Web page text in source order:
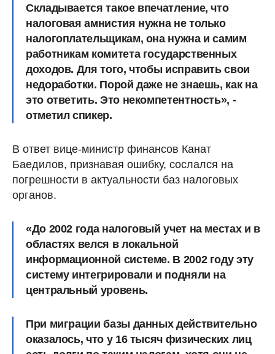
Складывается такое впечатление, что
налоговая амнистия нужна не только
налогоплательщикам, она нужна и самим
работникам комитета государственных
доходов. Для того, чтобы исправить свои
недоработки. Порой даже не знаешь, как на
это ответить. Это некомпетентность», -
отметил спикер.
В ответ вице-министр финансов Канат
Баедилов, признавая ошибку, сослался на
погрешности в актуальности баз налоговых
органов.
«До 2002 года налоговый учет на местах и в
областях велся в локальной
информационной системе. В 2002 году эту
систему интегрировали и подняли на
центральный уровень.
При миграции базы данных действительно
оказалось, что у 16 тысяч физических лиц